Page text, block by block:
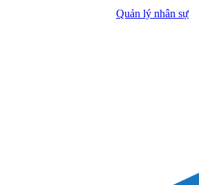
Quản lý nhân sự